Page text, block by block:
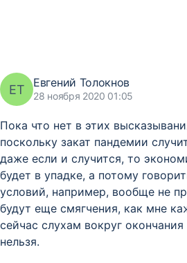
ЕТ Евгений Толокнов
28 ноября 2020 01:05
Пока что нет в этих
поскольку закат пандемии
даже если и случится, то
будет в упадке, а потому
условий, например, вообще не
будут еще смягчения, как мне
сейчас слухам вокруг
нельзя.